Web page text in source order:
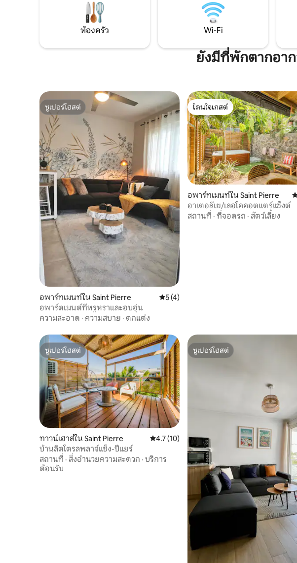
กลางแจ้ง 1 ห้องโต๊ะในสวนพร้อมเก้าอี้และ
ห้องครัว Wi-Fi
ยังมีที่พักตากอาก
ซูเปอร์โฮสต์
ซูเปอร์โฮสต์
อพาร์ทเมนท์ใน Saint Pierre คะแนนเฉลี่ย 5 จาก 5, 4 รีวิว
5 (4)
อพาร์ตเมนต์ที่หรูหราและอบอุ่น
ความสะอาด · ความสบาย · ตกแต่ง
โดนใจเกสต์
โดนใจเกสต์
อพาร์ทเมนท์ใน Saint Pierre
อาเตอลีเย/เลอโคคอตแตร์แซ็งต์
สถานที่ · ที่จอดรถ · สัตว์เลี้ยง
ซูเปอร์โฮสต์
ซูเปอร์โฮสต์
ทาวน์เฮาส์ใน Saint Pierre คะแนนเฉลี่ย 4.7 จาก 5, 10 รีวิว
4.7 (10)
บ้านลิตโตรลพลาจ์แซ็ง-ปีแยร์
สถานที่ · สิ่งอำนวยความสะดวก · บริการ
ต้อนรับ
ซูเปอร์โฮสต์
ซูเปอร์โฮสต์